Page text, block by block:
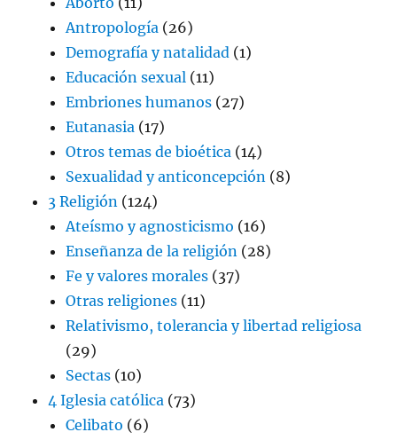
Antropología (26)
Demografía y natalidad (1)
Educación sexual (11)
Embriones humanos (27)
Eutanasia (17)
Otros temas de bioética (14)
Sexualidad y anticoncepción (8)
3 Religión (124)
Ateísmo y agnosticismo (16)
Enseñanza de la religión (28)
Fe y valores morales (37)
Otras religiones (11)
Relativismo, tolerancia y libertad religiosa
(29)
Sectas (10)
4 Iglesia católica (73)
Celibato (6)